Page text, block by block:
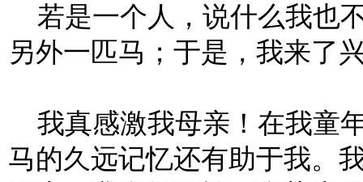
若是一个人，说什么我也
另外一匹马；于是，我来了
我真感激我母亲！在我童
马的久远记忆还有助于我。